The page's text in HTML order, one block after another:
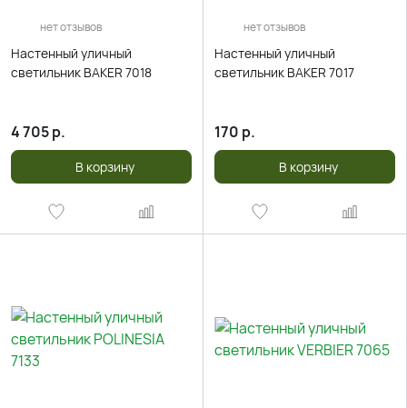
нет отзывов
Настенный уличный
светильник BAKER 7018
4 705р.
В корзину
нет отзывов
Настенный уличный
светильник BAKER 7017
170 р.
В корзину